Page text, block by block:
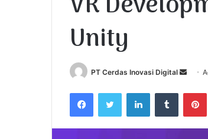
Unity
PT Cerdas Inovasi Digital
d
a